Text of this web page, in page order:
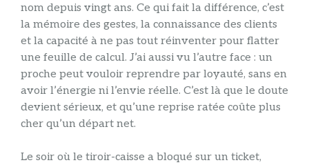
nom depuis vingt ans. Ce qui fait la différence, c’est
la mémoire des gestes, la connaissance des clients
et la capacité à ne pas tout réinventer pour flatter
une feuille de calcul. J’ai aussi vu l’autre face : un
proche peut vouloir reprendre par loyauté, sans en
avoir l’énergie ni l’envie réelle. C’est là que le doute
devient sérieux, et qu’une reprise ratée coûte plus
cher qu’un départ net.
Le soir où le tiroir-caisse a bloqué sur un ticket,